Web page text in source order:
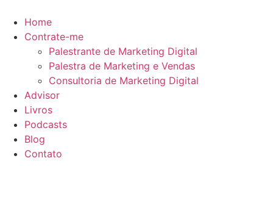
para
conteúdo
Home
Contrate-me
Palestrante de Marketing Digital
Palestra de Marketing e Vendas
Consultoria de Marketing Digital
Advisor
Livros
Podcasts
Blog
Contato